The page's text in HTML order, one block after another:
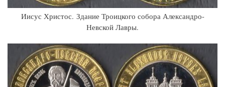
Иисус Христос. Здание Троицкого собора Александро-
Невской Лавры.